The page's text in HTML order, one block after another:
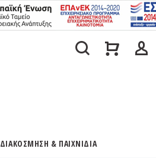
ΔΙΑΚΟΣΜΗΣΗ & ΠΑΙΧΝΙΔΙΑ